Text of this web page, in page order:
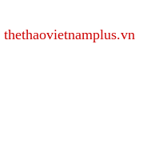
thethaovietnamplus.vn